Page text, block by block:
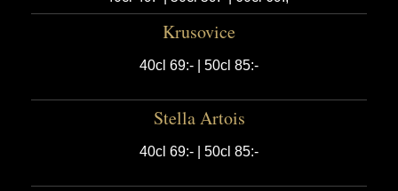
Krusovice
40cl 69:- | 50cl 85:-
Stella Artois
40cl 69:- | 50cl 85:-